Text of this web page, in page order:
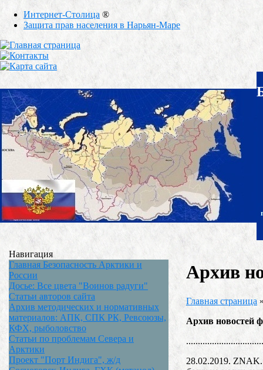
Интернет-Столица ®
Защита прав населения в Нарьян-Маре
Навигация
Главная Безопасность Арктики и
России
Досье: Все цвета "Воинов радуги"
Статьи авторов сайта
Архив методических и нормативных
материалов: АПК, СПК РК, Ревсоюзы,
КФХ, рыболовство
Статьи по проблемам Севера и
Арктики
Проект "Порт Индига", ж/д
Архив
Главная страница
Архив новостей
28.02.2019.